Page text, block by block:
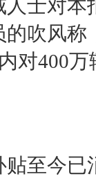
对本
吹风称
对400
今已